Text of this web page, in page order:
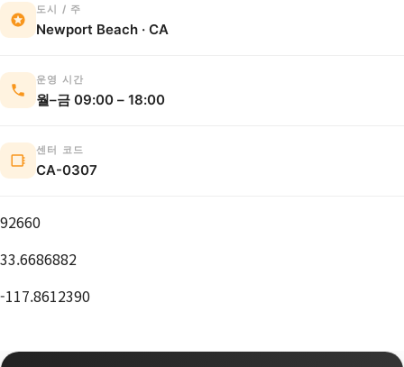
도시 / 주
Newport Beach · CA
운영 시간
월–금 09:00 – 18:00
센터 코드
CA-0307
92660
33.6686882
-117.8612390